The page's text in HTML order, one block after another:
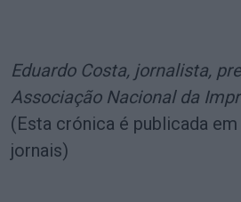
Eduardo Costa, jornalista,
Associação Nacional da
(Esta crónica é publicada
jornais)